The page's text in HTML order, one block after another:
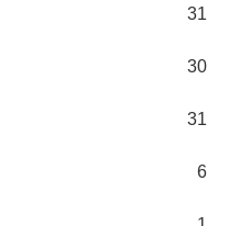
31
30
31
6